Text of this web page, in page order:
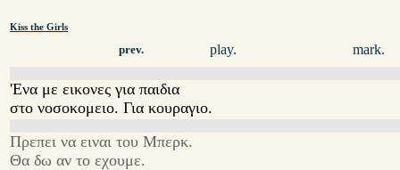
Kiss the Girls
prev. play. mark.
'Ενα με εικονες για παιδια
στο νοσοκομειο. Για κουραγιο.
Πρεπει να ειναι του Μπερκ.
Θα δω αν το εχουμε.